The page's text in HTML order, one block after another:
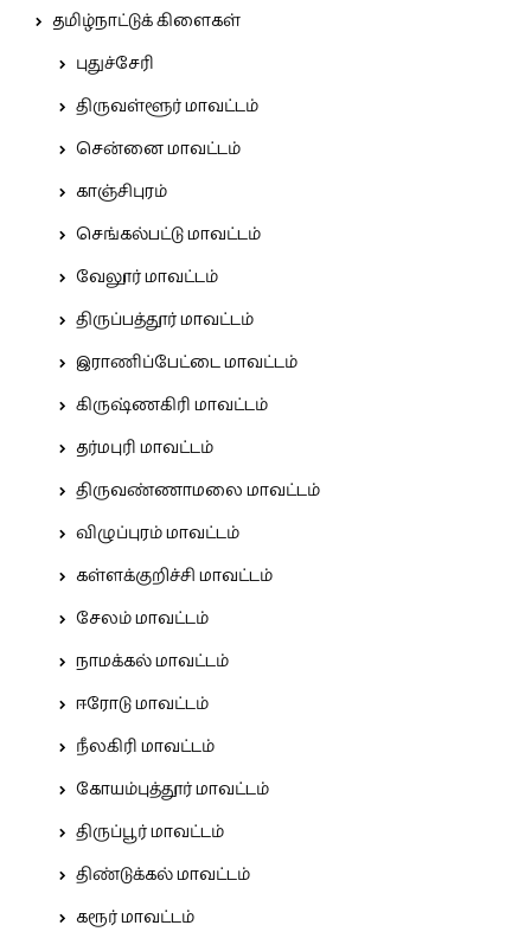
தமிழ்நாட்டுக் கிளைகள்
புதுச்சேரி
திருவள்ளூர் மாவட்டம்
சென்னை மாவட்டம்
காஞ்சிபுரம்
செங்கல்பட்டு மாவட்டம்
வேலூர் மாவட்டம்
திருப்பத்தூர் மாவட்டம்
இராணிப்பேட்டை மாவட்டம்
கிருஷ்ணகிரி மாவட்டம்
தர்மபுரி மாவட்டம்
திருவண்ணாமலை மாவட்டம்
விழுப்புரம் மாவட்டம்
கள்ளக்குறிச்சி மாவட்டம்
சேலம் மாவட்டம்
நாமக்கல் மாவட்டம்
ஈரோடு மாவட்டம்
நீலகிரி மாவட்டம்
கோயம்புத்தூர் மாவட்டம்
திருப்பூர் மாவட்டம்
திண்டுக்கல் மாவட்டம்
கரூர் மாவட்டம்